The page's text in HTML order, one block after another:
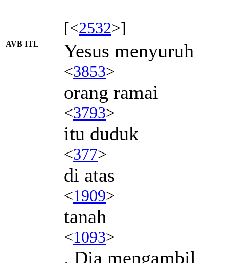
[<2532>]
AVB ITL Yesus menyuruh
<3853>
orang ramai
<3793>
itu duduk
<377>
di atas
<1909>
tanah
<1093>
. Dia mengambil